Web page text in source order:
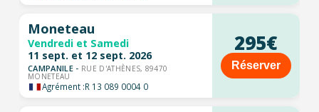
Moneteau
Vendredi et Samedi
11 sept. et 12 sept. 2026
CAMPANILE - RUE D'ATHÈNES, 89470
MONETEAU
Agrément :R 13 089 0004 0
295€
Réserver